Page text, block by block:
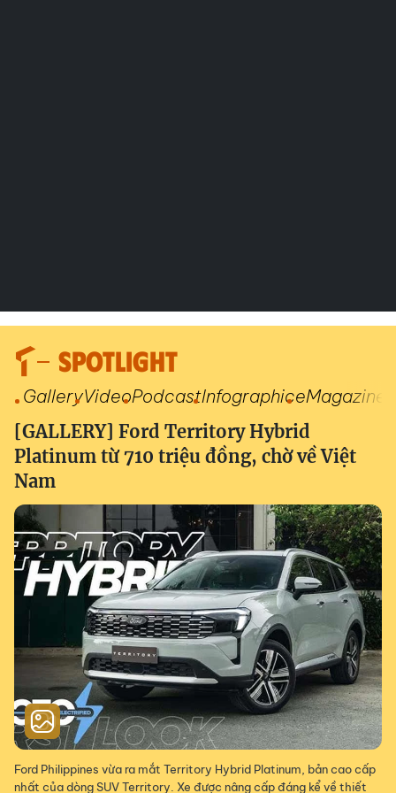
SPOTLIGHT
GalleryVideoPodcastInfographiceMagazine
[GALLERY] Ford Territory Hybrid
Platinum từ 710 triệu đồng, chờ về Việt
Nam
Ford Philippines vừa ra mắt Territory Hybrid Platinum, bản cao cấp
nhất của dòng SUV Territory. Xe được nâng cấp đáng kể về thiết